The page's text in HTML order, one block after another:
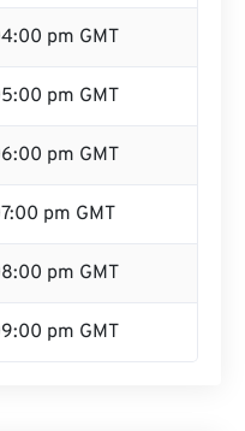
pm GMT
pm GMT
pm GMT
pm GMT
pm GMT
pm GMT